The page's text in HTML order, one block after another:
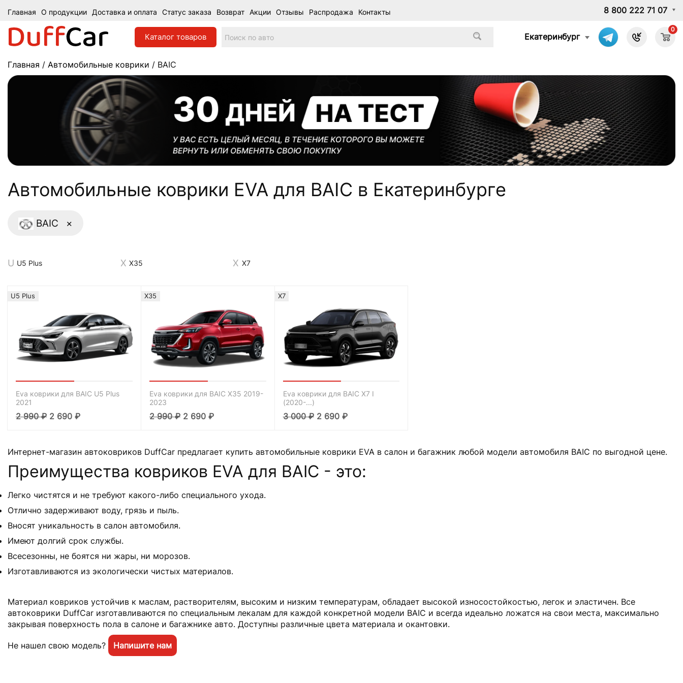
Главная О продукции Доставка и оплата Статус заказа Возврат Акции Отзывы Распродажа Контакты 8 800 222 71 07
Каталог товаров Екатеринбург
0
Главная / Автомобильные коврики / BAIC
Aвтомобильные коврики EVA для BAIC в Екатеринбурге
BAIC ×
U5 Plus X35 X7
U5 Plus
Eva коврики для BAIC U5 Plus
2021
2 990₽ 2 690 ₽
X35
Eva коврики для BAIC X35 2019-
2023
2 990₽ 2 690 ₽
X7
Eva коврики для BAIC X7 I
(2020-...)
3 000₽ 2 690 ₽
Интернет-магазин автоковриков DuffCar предлагает купить автомобильные коврики EVA в салон и багажник любой модели автомобиля BAIC по выгодной цене.
Преимущества ковриков EVA для BAIC - это:
Легко чистятся и не требуют какого-либо специального ухода.
Отлично задерживают воду, грязь и пыль.
Вносят уникальность в салон автомобиля.
Имеют долгий срок службы.
Всесезонны, не боятся ни жары, ни морозов.
Изготавливаются из экологически чистых материалов.
Материал ковриков устойчив к маслам, растворителям, высоким и низким температурам, обладает высокой износостойкостью, легок и эластичен. Все
автоковрики DuffCar изготавливаются по специальным лекалам для каждой конкретной модели BAIC и всегда идеально ложатся на свои места, максимально
закрывая поверхность пола в салоне и багажнике авто. Доступны различные цвета материала и окантовки.
Не нашел свою модель? Напишите нам